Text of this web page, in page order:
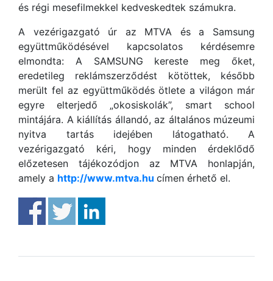
és régi mesefilmekkel kedveskedtek számukra.
A vezérigazgató úr az MTVA és a Samsung
együttműködésével kapcsolatos kérdésemre
elmondta: A SAMSUNG kereste meg őket,
eredetileg reklámszerződést kötöttek, később
merült fel az együttműködés ötlete a világon már
egyre elterjedő „okosiskolák”, smart school
mintájára. A kiállítás állandó, az általános múzeumi
nyitva tartás idejében látogatható. A
vezérigazgató kéri, hogy minden érdeklődő
előzetesen tájékozódjon az MTVA honlapján,
amely a http://www.mtva.hu címen érhető el.